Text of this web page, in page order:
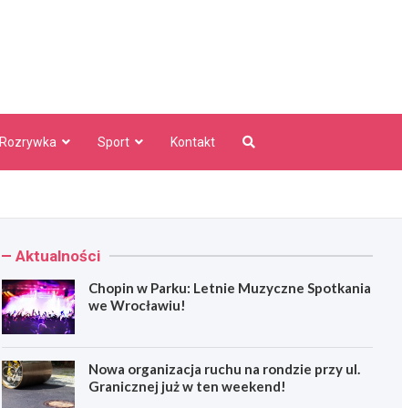
Rozrywka Sport Kontakt
Aktualności
Chopin w Parku: Letnie Muzyczne Spotkania
we Wrocławiu!
Nowa organizacja ruchu na rondzie przy ul.
Granicznej już w ten weekend!